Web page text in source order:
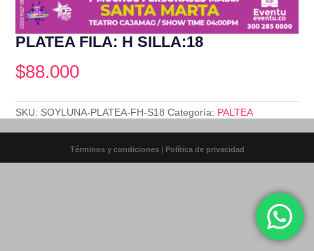
PLATEA FILA: H SILLA:18
$88.000
SKU: SOYLUNA-PLATEA-FH-S18 Categoría: PALTEA
Términos y condiciones | Política de privacidad